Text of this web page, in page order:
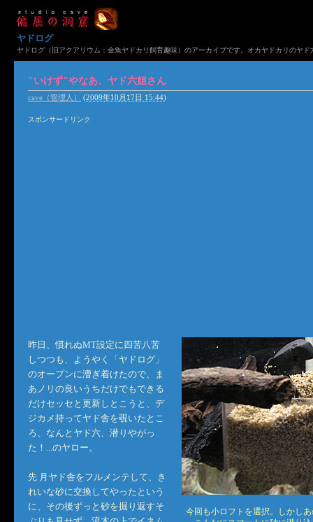
ヤドログ
ヤドログ（旧アクアリウム：金魚ヤドカリ飼育趣味）のアーカイブです。オカヤドカリのヤ
"いけず"やなあ、ヤド六姐さん
cave（管理人） (2009年10月17日 15:44)
スポンサードリンク
今回も小ロフトを選択。しかし
昨日、慣れぬMT設定に四苦八苦
しつつも、ようやく「ヤドログ」
のオープンに漕ぎ着けたので、ま
あノリの良いうちだけでもできる
だけセッセと更新しとこうと、デ
ジカメ持ってヤド舎を覗いたとこ
ろ、なんとヤド六、潜りやがっ
た！...のヤロー。
先 月ヤド舎をフルメンテして、き
れいな砂に交換してやったという
に、その後ずっと砂を掘り返すそ